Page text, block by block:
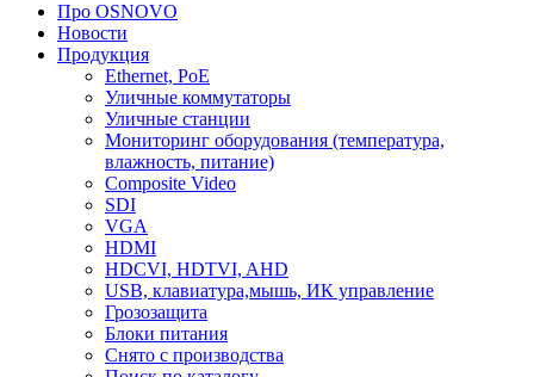
Про OSNOVO
Новости
Продукция
Ethernet, PoE
Уличные коммутаторы
Уличные станции
Мониторинг оборудования (температура,
влажность, питание)
Composite Video
SDI
VGA
HDMI
HDCVI, HDTVI, AHD
USB, клавиатура,мышь, ИК управление
Грозозащита
Блоки питания
Снято с производства